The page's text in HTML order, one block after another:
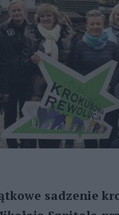
sadzenie